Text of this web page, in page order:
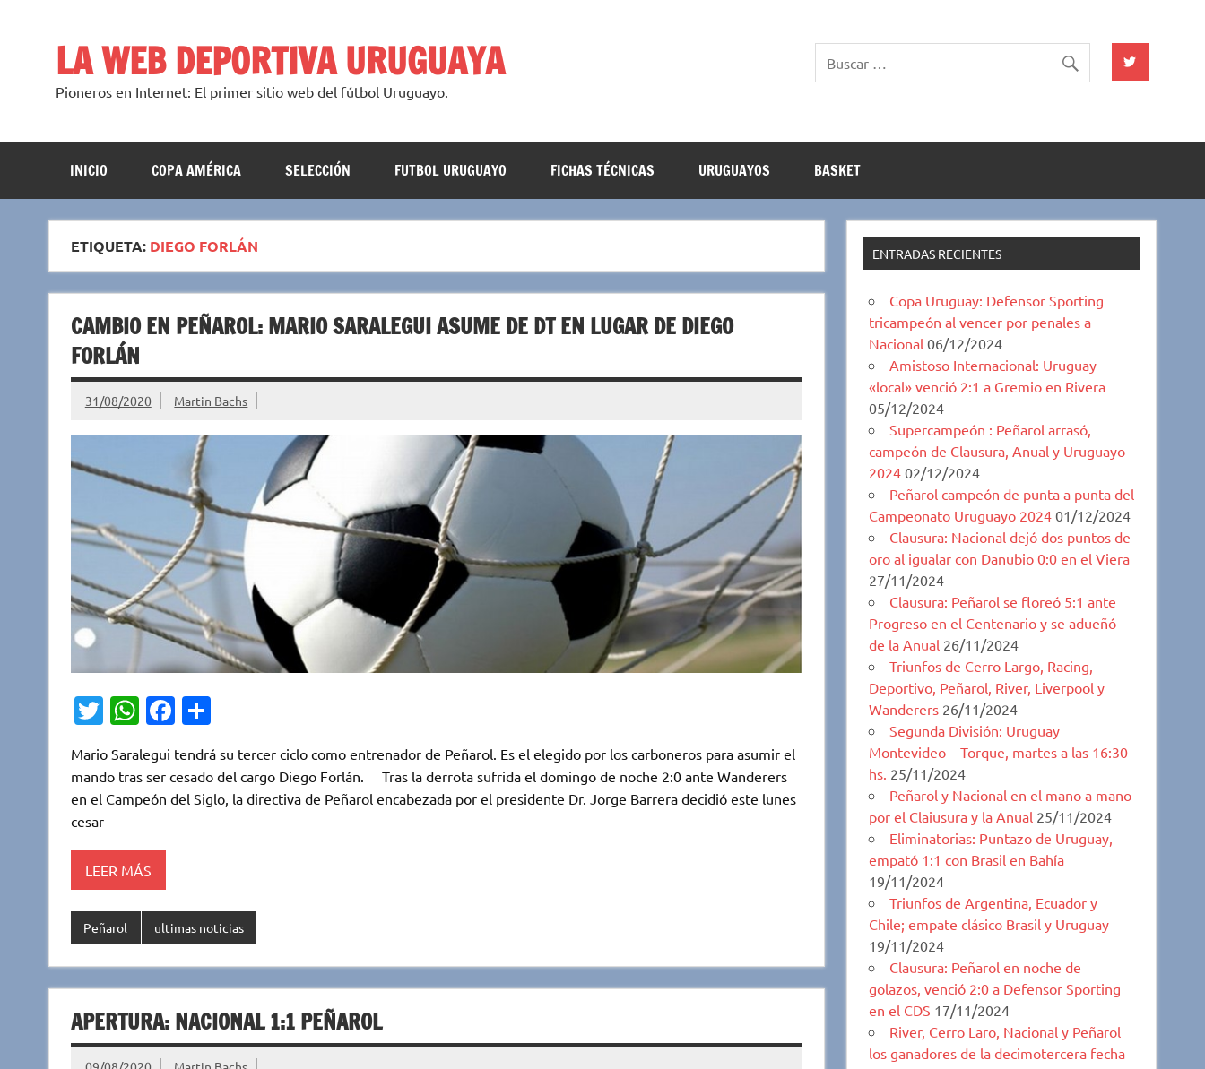
LA WEB DEPORTIVA URUGUAYA
Pioneros en Internet: El primer sitio web del fútbol Uruguayo.
INICIO COPA AMÉRICA SELECCIÓN FUTBOL URUGUAYO FICHAS TÉCNICAS URUGUAYOS BASKET
ETIQUETA: DIEGO FORLÁN
CAMBIO EN PEÑAROL: MARIO SARALEGUI ASUME DE DT EN LUGAR DE DIEGO
FORLÁN
31/08/2020 Martin Bachs
T
it
te
r
W
at
s
p
p
Fa
e
b
C
m
p
Mario Saralegui tendrá su tercer ciclo como entrenador de Peñarol. Es el elegido por los carboneros para asumir el
mando tras ser cesado del cargo Diego Forlán. Tras la derrota sufrida el domingo de noche 2:0 ante Wanderers
en el Campeón del Siglo, la directiva de Peñarol encabezada por el presidente Dr. Jorge Barrera decidió este lunes
cesar
LEER MÁS
Peñarol ultimas noticias
APERTURA: NACIONAL 1:1 PEÑAROL
ENTRADAS RECIENTES
Copa Uruguay: Defensor Sporting
tricampeón al vencer por penales a
Nacional 06/12/2024
Amistoso Internacional: Uruguay
«local» venció 2:1 a Gremio en Rivera
05/12/2024
Supercampeón : Peñarol arrasó,
campeón de Clausura, Anual y Uruguayo
2024 02/12/2024
Peñarol campeón de punta a punta del
Campeonato Uruguayo 2024 01/12/2024
Clausura: Nacional dejó dos puntos de
oro al igualar con Danubio 0:0 en el Viera
27/11/2024
Clausura: Peñarol se floreó 5:1 ante
Progreso en el Centenario y se adueñó
de la Anual 26/11/2024
Triunfos de Cerro Largo, Racing,
Deportivo, Peñarol, River, Liverpool y
Wanderers 26/11/2024
Segunda División: Uruguay
Montevideo – Torque, martes a las 16:30
hs. 25/11/2024
Peñarol y Nacional en el mano a mano
por el Claiusura y la Anual 25/11/2024
Eliminatorias: Puntazo de Uruguay,
empató 1:1 con Brasil en Bahía
19/11/2024
Triunfos de Argentina, Ecuador y
Chile; empate clásico Brasil y Uruguay
19/11/2024
Clausura: Peñarol en noche de
golazos, venció 2:0 a Defensor Sporting
en el CDS 17/11/2024
River, Cerro Laro, Nacional y Peñarol
los ganadores de la decimotercera fecha